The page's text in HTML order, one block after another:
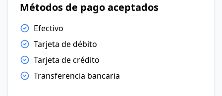
Métodos de pago aceptados
Efectivo
Tarjeta de débito
Tarjeta de crédito
Transferencia bancaria